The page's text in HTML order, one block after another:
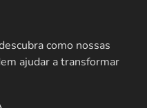
como nossas
ajudar a transformar